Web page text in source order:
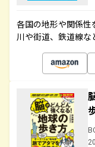
各国の地形や関係性
川や街道、鉄道線な